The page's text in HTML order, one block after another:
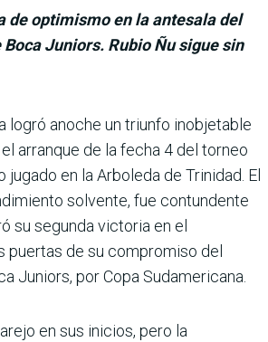
de optimismo en la antesala del
Juniors. Rubio Ñu sigue sin
logró anoche un triunfo inobjetable
arran­que de la fecha 4 del torneo
jugado en la Arboleda de Trinidad. El
solvente, fue contundente
su segunda victoria en el
puertas de su compro­miso del
Juniors, por Copa Sudame­ricana.
en sus inicios, pero la